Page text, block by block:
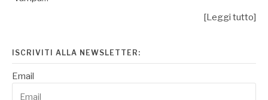
[Leggi tutto]
ISCRIVITI ALLA NEWSLETTER:
Email